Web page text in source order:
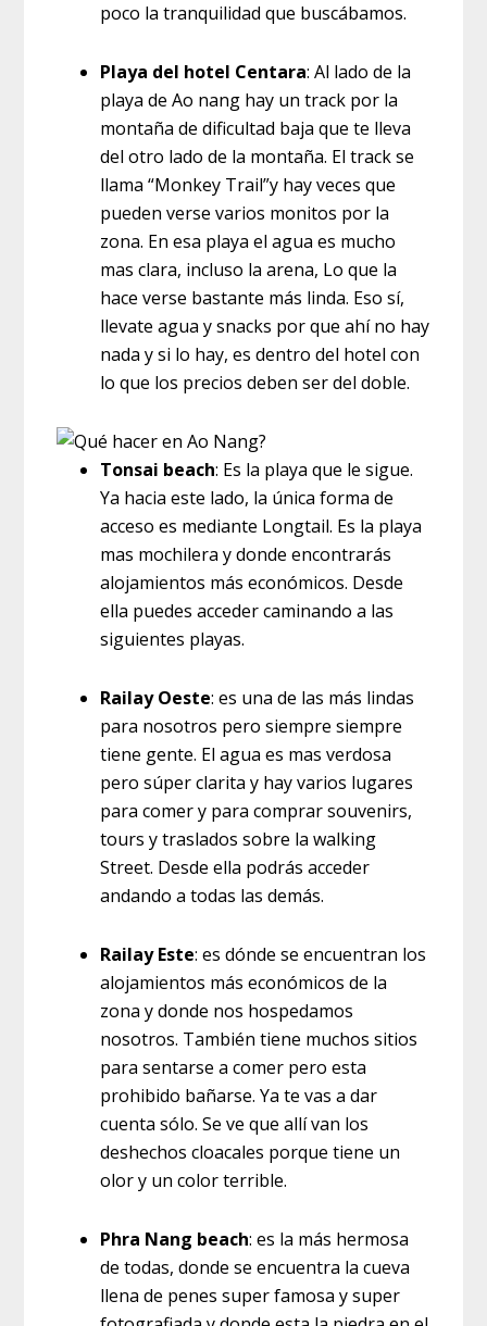
poco la tranquilidad que buscábamos.
Playa del hotel Centara: Al lado de la
playa de Ao nang hay un track por la
montaña de dificultad baja que te lleva
del otro lado de la montaña. El track se
llama “Monkey Trail”y hay veces que
pueden verse varios monitos por la
zona. En esa playa el agua es mucho
mas clara, incluso la arena, Lo que la
hace verse bastante más linda. Eso sí,
llevate agua y snacks por que ahí no hay
nada y si lo hay, es dentro del hotel con
lo que los precios deben ser del doble.
Tonsai beach: Es la playa que le sigue.
Ya hacia este lado, la única forma de
acceso es mediante Longtail. Es la playa
mas mochilera y donde encontrarás
alojamientos más económicos. Desde
ella puedes acceder caminando a las
siguientes playas.
Railay Oeste: es una de las más lindas
para nosotros pero siempre siempre
tiene gente. El agua es mas verdosa
pero súper clarita y hay varios lugares
para comer y para comprar souvenirs,
tours y traslados sobre la walking
Street. Desde ella podrás acceder
andando a todas las demás.
Railay Este: es dónde se encuentran los
alojamientos más económicos de la
zona y donde nos hospedamos
nosotros. También tiene muchos sitios
para sentarse a comer pero esta
prohibido bañarse. Ya te vas a dar
cuenta sólo. Se ve que allí van los
deshechos cloacales porque tiene un
olor y un color terrible.
Phra Nang beach: es la más hermosa
de todas, donde se encuentra la cueva
llena de penes super famosa y super